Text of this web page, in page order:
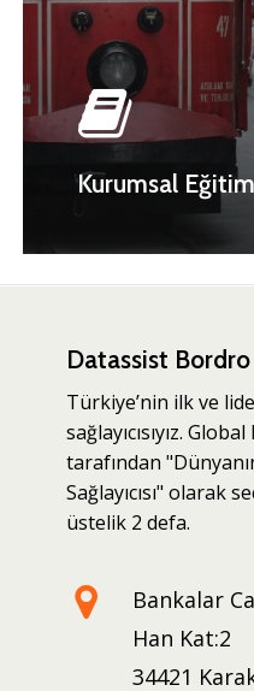
Kurumsal
Datassist Bordro
Türkiye’nin ilk ve
sağlayıcısıyız.
tarafından
Sağlayıcısı" olarak
üstelik 2 defa.
Bankalar
Han Kat:2
34421